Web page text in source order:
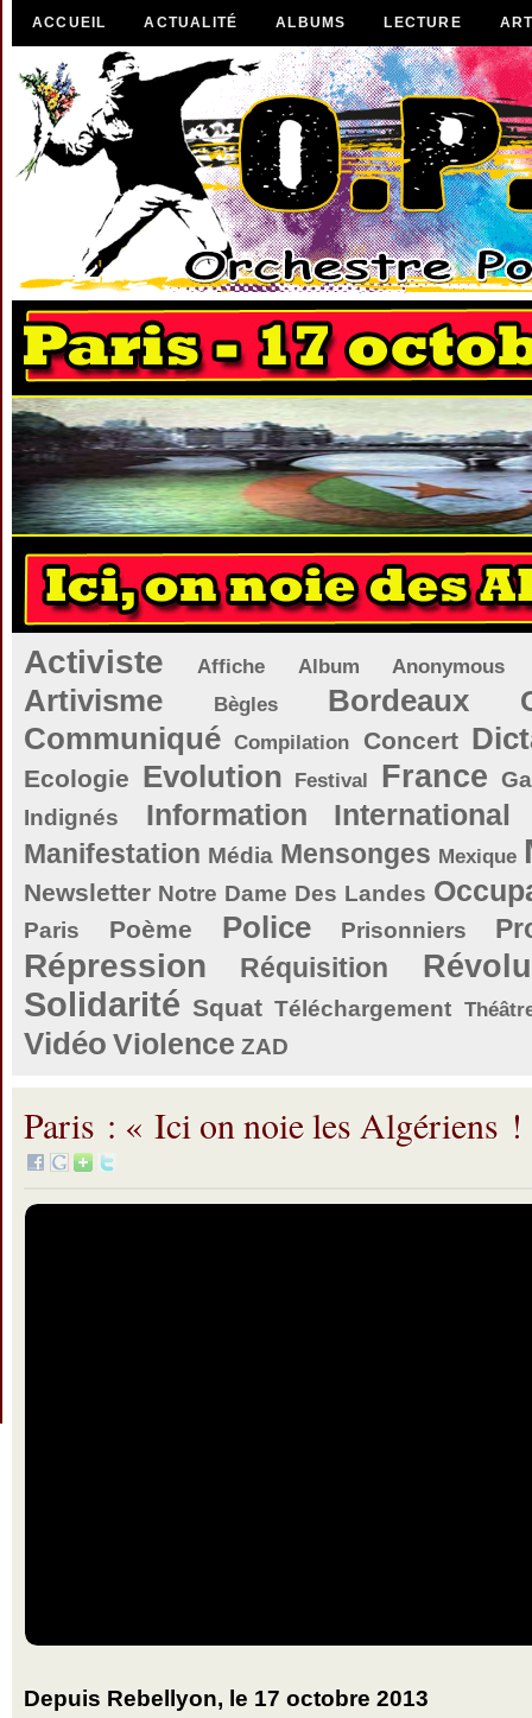
ACCUEIL ACTUALITÉ ALBUMS LECTURE
Activiste Affiche Album Anonymous
Artivisme Bègles Bordeaux
Communiqué Compilation Concert
Ecologie Evolution Festival France
Indignés
Information International
Manifestation Média Mensonges Mexique
Newsletter Notre Dame Des Landes
Paris Poème Police Prisonniers
Répression Réquisition
Solidarité Squat Téléchargement
Vidéo Violence ZAD
Paris : « Ici on noie les Algériens
Depuis Rebellyon, le 17 octobre 2013